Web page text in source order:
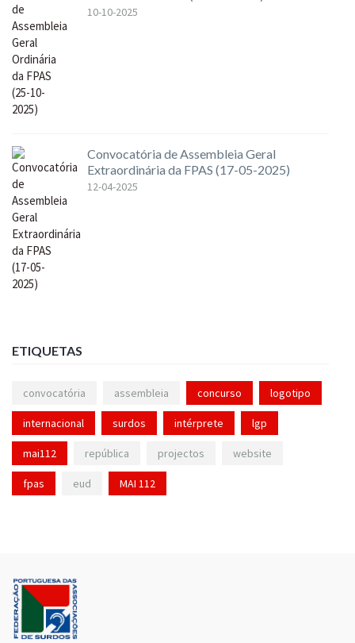
10-10-2025
Convocatória de Assembleia Geral
Extraordinária da FPAS (17-05-2025)
12-04-2025
ETIQUETAS
convocatória assembleia concurso logotipo
internacional surdos intérprete lgp
mai112 república projectos website
fpas eud MAI 112